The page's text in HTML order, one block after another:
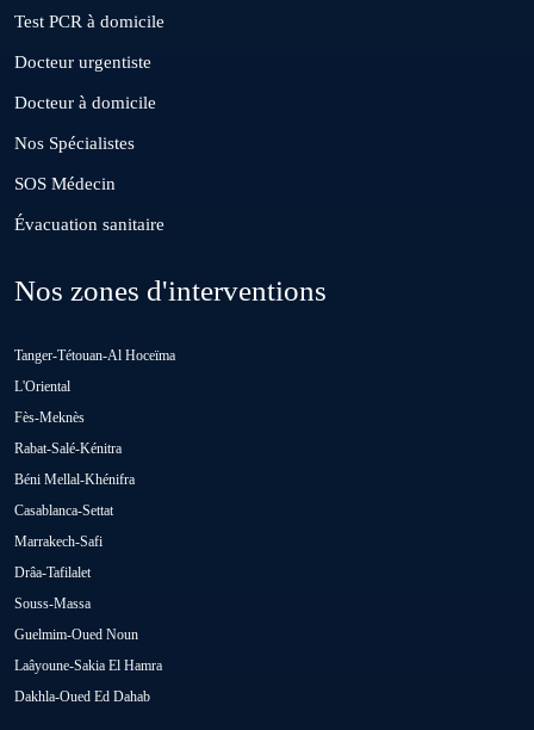
Guisser
Hattane
Khouribga
Loulad
Oulad H'Riz Sahel
Oulad Saïd
Test PCR à domicile
Docteur urgentiste
Docteur à domicile
Nos Spécialistes
SOS Médecin
Évacuation sanitaire
Nos zones d'interventions
Tanger-Tétouan-Al Hoceïma
L'Oriental
Fès-Meknès
Rabat-Salé-Kénitra
Béni Mellal-Khénifra
Casablanca-Settat
Marrakech-Safi
Drâa-Tafilalet
Souss-Massa
Guelmim-Oued Noun
Laâyoune-Sakia El Hamra
Dakhla-Oued Ed Dahab